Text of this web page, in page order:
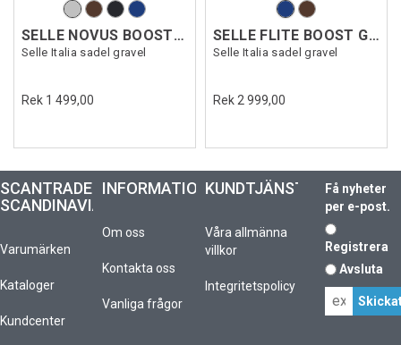
SELLE NOVUS BOOST EVO GRAVEL SF
Selle Italia sadel gravel
Rek 1 499,00
SELLE FLITE BOOST GRAVEL TI316SF
Selle Italia sadel gravel
Rek 2 999,00
SCANTRADE
SCANDINAVIA
Varumärken
Kataloger
Kundcenter
INFORMATION
Om oss
Kontakta oss
Vanliga frågor
KUNDTJÄNST
Våra allmänna
villkor
Integritetspolicy
Få nyheter
per e-post.
Registrera
Avsluta